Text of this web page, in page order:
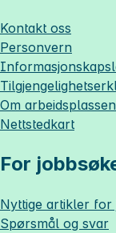
Kontakt oss
Personvern
Om
Nettstedkart
For
Nyttige artikler for
Spørsmål og svar